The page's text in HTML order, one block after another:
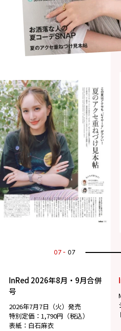
07 07
InRed 2026年8月・9月合併
号
2026年7月7日（火）発売
特別定価：1,790円（税込）
表紙：白石麻衣